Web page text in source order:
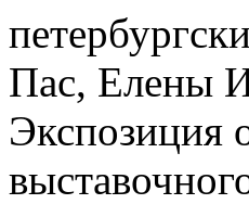
Пас, Елены
Экспозиция